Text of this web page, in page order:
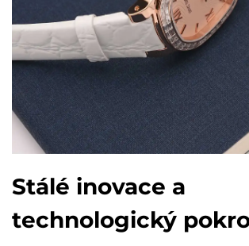
Stálé inovace a
technologický